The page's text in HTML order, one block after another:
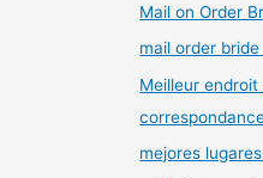
Mail on Order
mail order
Meilleur
mejores